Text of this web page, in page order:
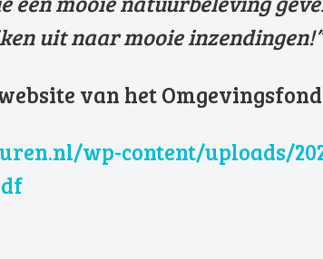
uit naar mooie
van het
wp-content/uploads/